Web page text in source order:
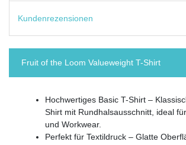
Kundenrezensionen
Fruit of the Loom Valueweight T-Shirt
Hochwertiges Basic T-Shirt –
Shirt mit Rundhalsausschnitt, ideal
und Workwear.
Perfekt für Textildruck – Glatte